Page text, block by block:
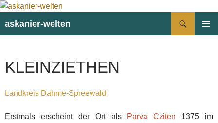
askanier-welten
KLEINZIETHEN
Landkreis Dahme-Spreewald
Erstmals erscheint der Ort als Parva Cziten 1375 im